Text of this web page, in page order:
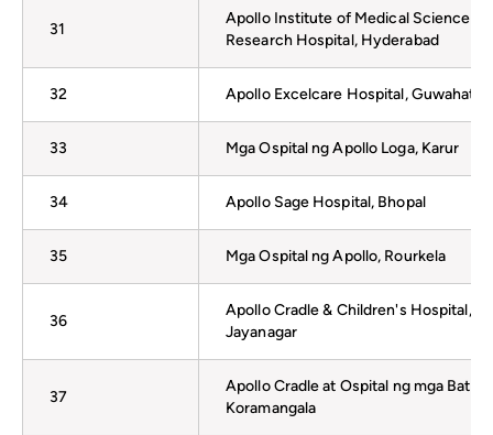
31
Apollo Institute of Medical Sciences
Research Hospital, Hyderabad
32 Apollo Excelcare Hospital, Guwahati
33 Mga Ospital ng Apollo Loga, Karur
34 Apollo Sage Hospital, Bhopal
35 Mga Ospital ng Apollo, Rourkela
36
Apollo Cradle & Children's Hospital,
Jayanagar
37
Apollo Cradle at Ospital ng mga Bata,
Koramangala